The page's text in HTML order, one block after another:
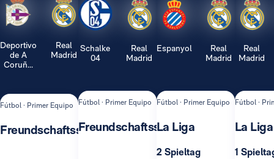
Deportivo
de A
Coruñ...
Real
Madrid
Fútbol · Primer Equipo
Freundschaftsspiel
Schalke
04
Real
Madrid
Fútbol · Primer Equipo
Freundschaftsspiel
Espanyol
Real
Madrid
Fútbol · Primer Equipo
La Liga
2 Spieltag
Real
Madrid
Fútbol ·
La Liga
1